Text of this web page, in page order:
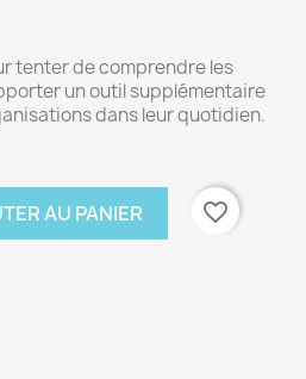
tenter de comprendre les
un outil supplémentaire
dans leur quotidien.
AU PANIER
favorite_border